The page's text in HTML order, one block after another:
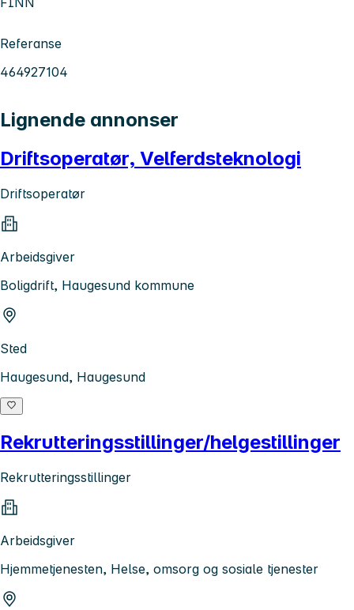
Referanse
464927104
Lignende annonser
Driftsoperatør, Velferdsteknologi
Driftsoperatør
Arbeidsgiver
Boligdrift, Haugesund kommune
Sted
Haugesund, Haugesund
Rekrutteringsstillinger/helgestillinger
Rekrutteringsstillinger
Arbeidsgiver
Hjemmetjenesten, Helse, omsorg og sosiale tjenester